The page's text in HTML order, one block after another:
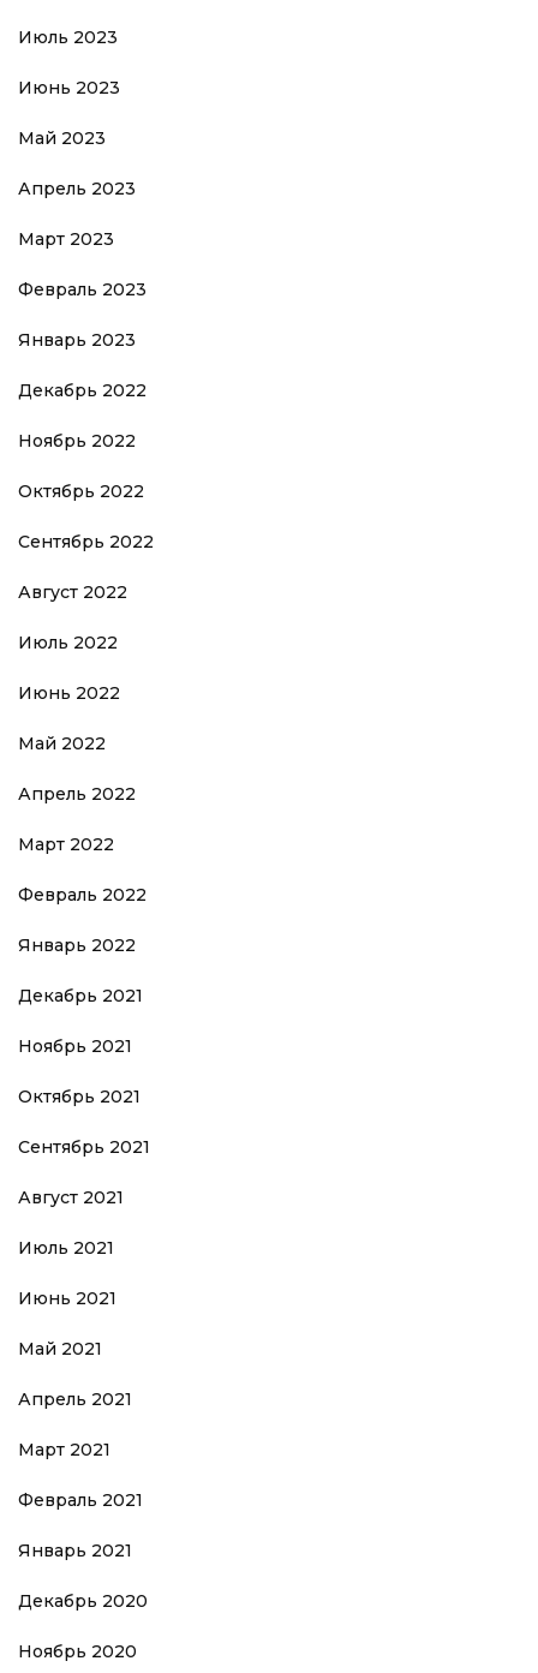
Июль 2023
Июнь 2023
Май 2023
Апрель 2023
Март 2023
Февраль 2023
Январь 2023
Декабрь 2022
Ноябрь 2022
Октябрь 2022
Сентябрь 2022
Август 2022
Июль 2022
Июнь 2022
Май 2022
Апрель 2022
Март 2022
Февраль 2022
Январь 2022
Декабрь 2021
Ноябрь 2021
Октябрь 2021
Сентябрь 2021
Август 2021
Июль 2021
Июнь 2021
Май 2021
Апрель 2021
Март 2021
Февраль 2021
Январь 2021
Декабрь 2020
Ноябрь 2020